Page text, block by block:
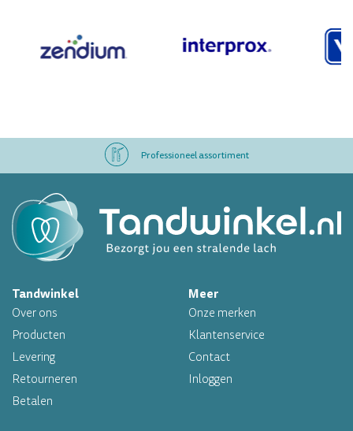
Professioneel assortiment
Op werkdagen voor 16.00 uur besteld, morgen in huis
Professioneel assortiment
Altijd op voorraad
Tandwinkel
Over ons
Producten
Levering
Retourneren
Betalen
Meer
Onze merken
Klantenservice
Contact
Inloggen